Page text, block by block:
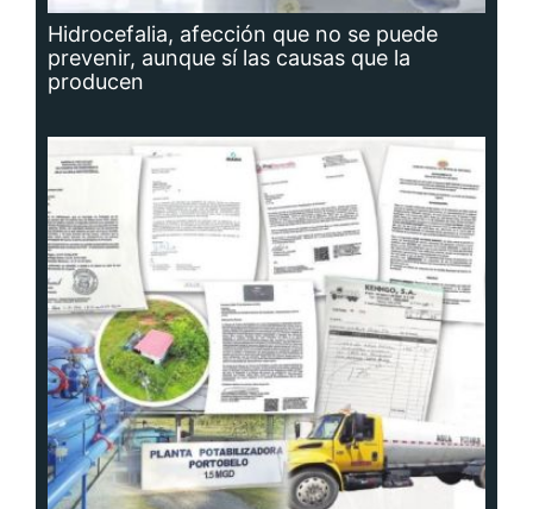
Hidrocefalia, afección que no se puede
prevenir, aunque sí las causas que la
producen